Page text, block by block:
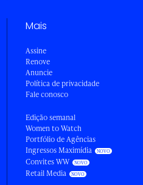
Mais
Assine
Renove
Anuncie
Política de privacidade
Fale conosco
Edição semanal
Women to Watch
Portfólio de Agências
Ingressos Maximídia
Convites WW
Retail Media